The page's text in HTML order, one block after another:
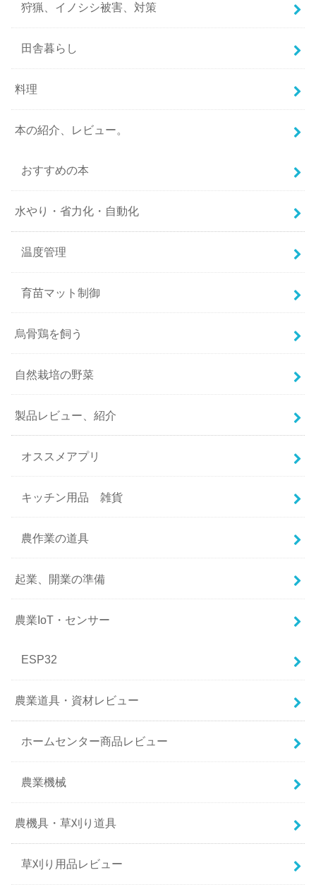
狩猟、イノシシ被害、対策
田舎暮らし
料理
本の紹介、レビュー。
おすすめの本
水やり・省力化・自動化
温度管理
育苗マット制御
烏骨鶏を飼う
自然栽培の野菜
製品レビュー、紹介
オススメアプリ
キッチン用品 雑貨
農作業の道具
起業、開業の準備
農業IoT・センサー
ESP32
農業道具・資材レビュー
ホームセンター商品レビュー
農業機械
農機具・草刈り道具
草刈り用品レビュー